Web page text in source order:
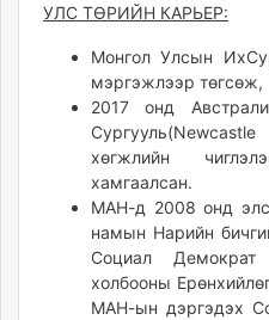
mglradio.com
itoim.mn
tumen.mn
shuum.mn
times.mn
tvmongolia.mn
mass.mn
unegui.mn
УЛС ТӨРИЙН КАРЬЕР:
Монгол Улсын
мэргэжлээр төгсөж,
2017 онд
хөгжлийн
хамгаалсан.
МАН-д 2008 онд
намын Нарийн
Социал Демократ
холбооны
МАН-ын дэргэдэх